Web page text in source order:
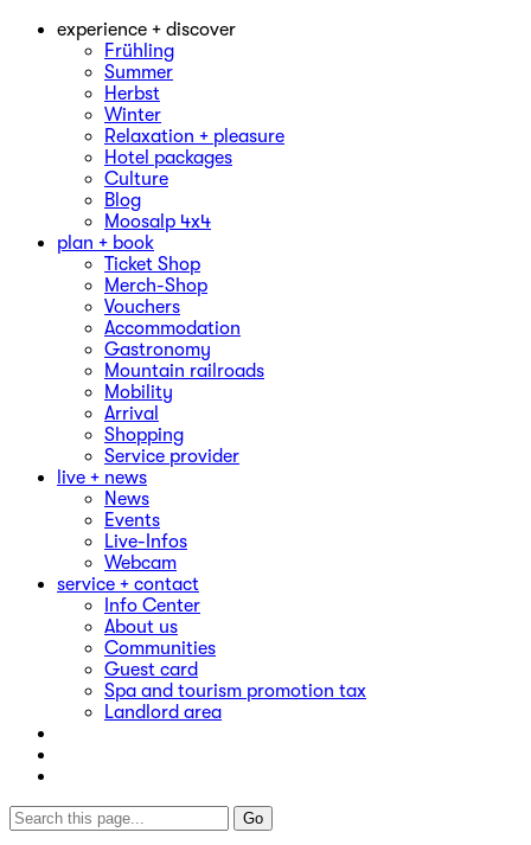
experience + discover
Frühling
Summer
Herbst
Winter
Relaxation + pleasure
Hotel packages
Culture
Blog
Moosalp 4‌x‌4
plan + book
Ticket Shop
Merch-Shop
Vouchers
Accommodation
Gastronomy
Mountain railroads
Mobility
Arrival
Shopping
Service provider
live + news
News
Events
Live-Infos
Webcam
service + contact
Info Center
About us
Communities
Guest card
Spa and tourism promotion tax
Landlord area